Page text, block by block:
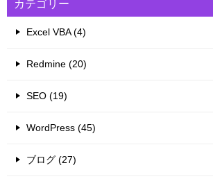
カテゴリー
Excel VBA (4)
Redmine (20)
SEO (19)
WordPress (45)
ブログ (27)